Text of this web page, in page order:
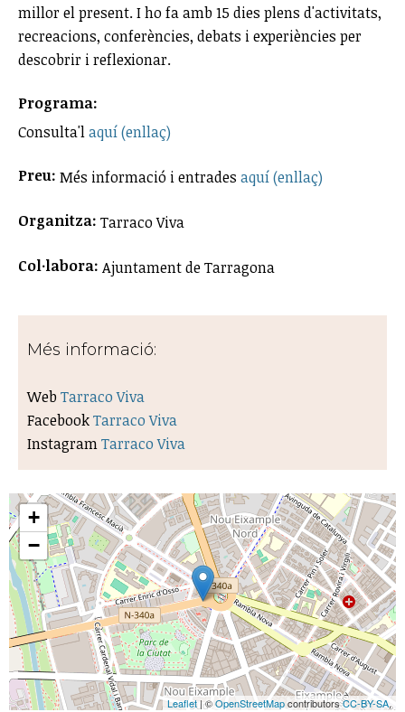
millor el present. I ho fa amb 15 dies plens d'activitats,
recreacions, conferències, debats i experiències per
descobrir i reflexionar.
Programa:
Consulta'laquí (enllaç)
Preu: Més informació i entrades aquí (enllaç)
Organitza: Tarraco Viva
Col·labora: Ajuntament de Tarragona
Més informació:
Web Tarraco Viva
FacebookTarraco Viva
InstagramTarraco Viva
+
−
Leaflet| ©OpenStreetMapcontributorsCC-BY-SA,